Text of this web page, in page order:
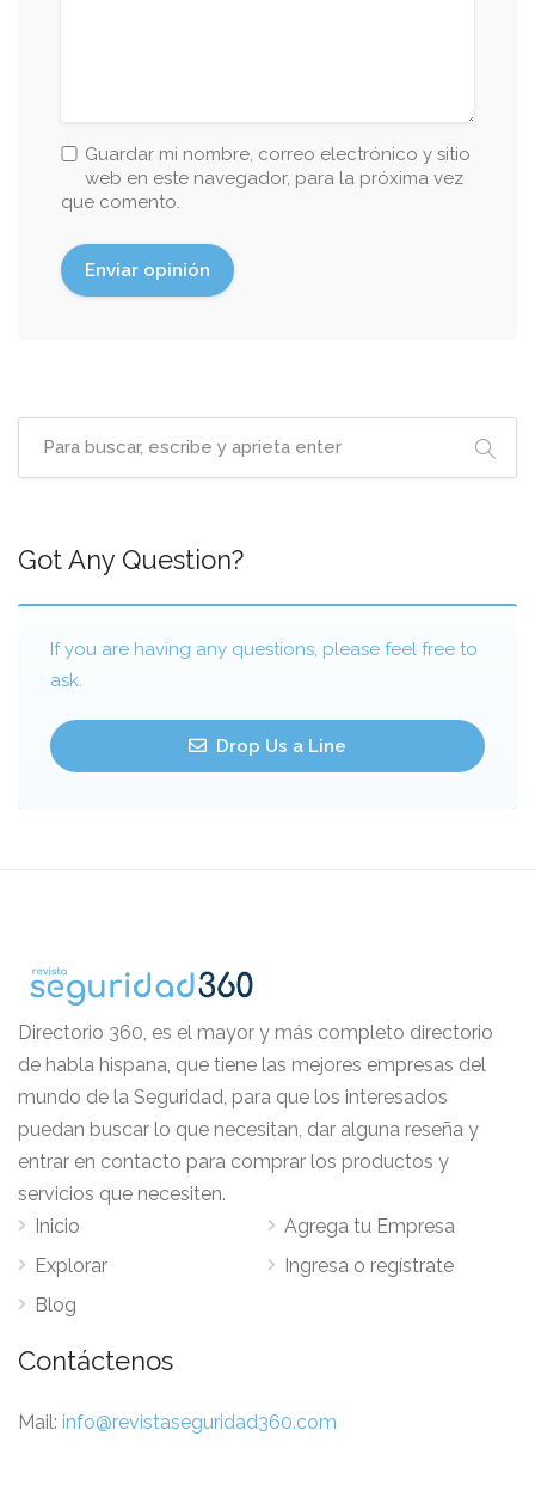
Guardar mi nombre, correo electrónico y sitio
web en este navegador, para la próxima vez
que comento.
Got Any Question?
If you are having any questions, please feel free to
ask.
Drop Us a Line
Directorio 360, es el mayor y más completo directorio
de habla hispana, que tiene las mejores empresas del
mundo de la Seguridad, para que los interesados
puedan buscar lo que necesitan, dar alguna reseña y
entrar en contacto para comprar los productos y
servicios que necesiten.
Inicio
Explorar
Blog
Agrega tu Empresa
Ingresa o regístrate
Contáctenos
Mail: info@revistaseguridad360.com